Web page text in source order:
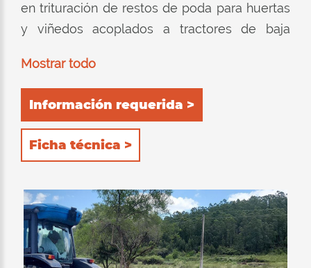
en trituración de restos de poda para huertas
y viñedos acoplados a tractores de baja
El nuevo rotor FTL, gracias a su tecnología
“Flanges Tool Limiter”, ofrece velocidad y
rendimiento excepcionales con una demanda
de potencia menor. El sistema prevé rebordes
en acero que limitan la profundidad de
potencia necesaria y siempre garantizando
prestaciones excepcionales. Equipada de
patines laterales de apoyo regulables
atornilladas e intercambiables, con cuatro
Mostrar todo
Información requerida >
Ficha técnica >